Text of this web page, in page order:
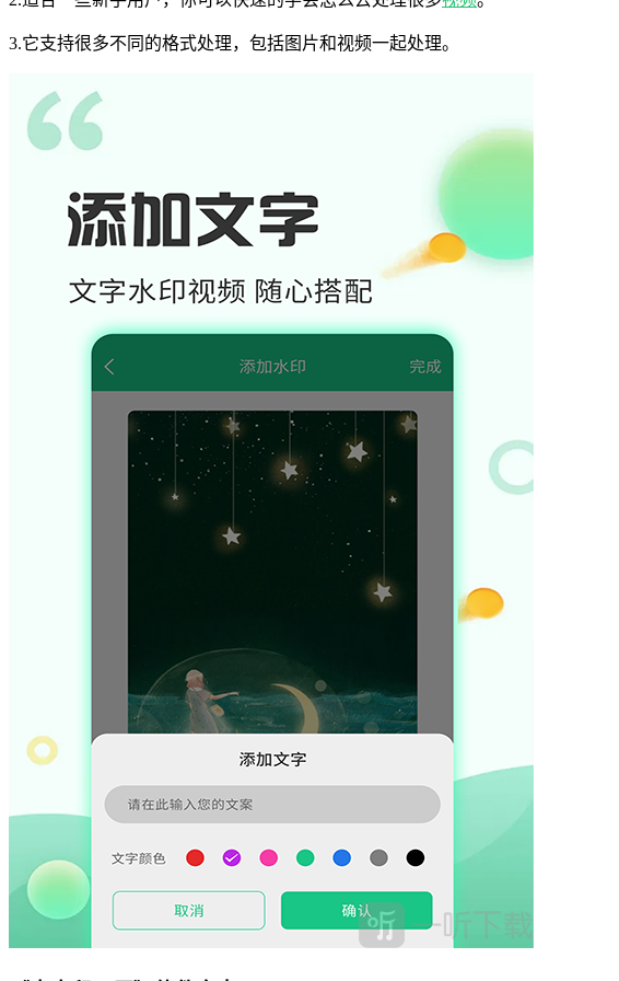
3.它支持很多不同的格式处理，包括图片和视频一起处理。